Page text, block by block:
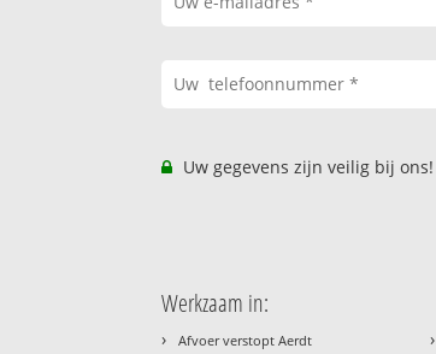
Uw gegevens zijn veilig bij ons!
Werkzaam in:
› Afvoer verstopt Aerdt ›